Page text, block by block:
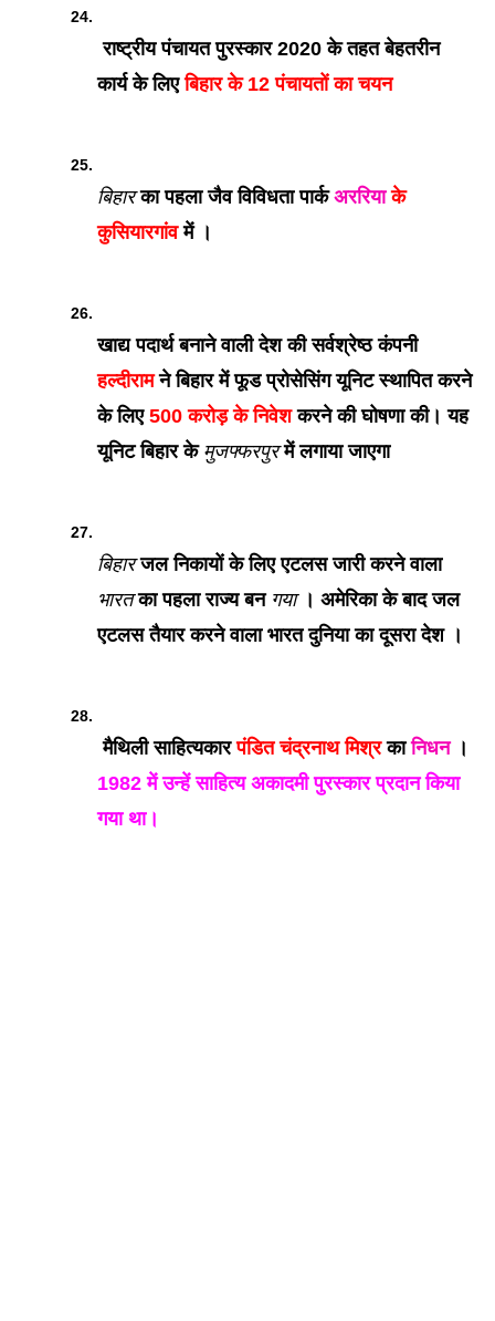
राष्ट्रीय पंचायत पुरस्कार 2020 के तहत बेहतरीन
कार्य के लिए बिहार के 12 पंचायतों का चयन
बिहार का पहला जैव विविधता पार्क अररिया के
कुसियारगांव में ।
खाद्य पदार्थ बनाने वाली देश की सर्वश्रेष्ठ कंपनी
हल्दीराम ने बिहार में फूड प्रोसेसिंग यूनिट स्थापित करने
के लिए 500 करोड़ के निवेश करने की घोषणा की। यह
यूनिट बिहार के मुजफ्फरपुर में लगाया जाएगा
बिहार
जल निकायों के लिए एटलस जारी करने वाला
भारत का पहला राज्य बन गया । अमेरिका के बाद जल
एटलस तैयार करने वाला भारत दुनिया का दूसरा देश ।
मैथिली साहित्यकार पंडित चंद्रनाथ मिश्र का निधन ।
1982 में उन्हें साहित्य अकादमी पुरस्कार प्रदान किया
गया था।